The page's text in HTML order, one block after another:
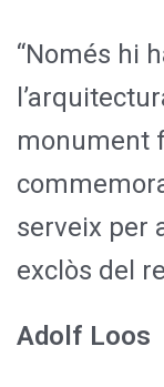
“Només hi
monument
serveix per
exclòs del
Adolf Loos